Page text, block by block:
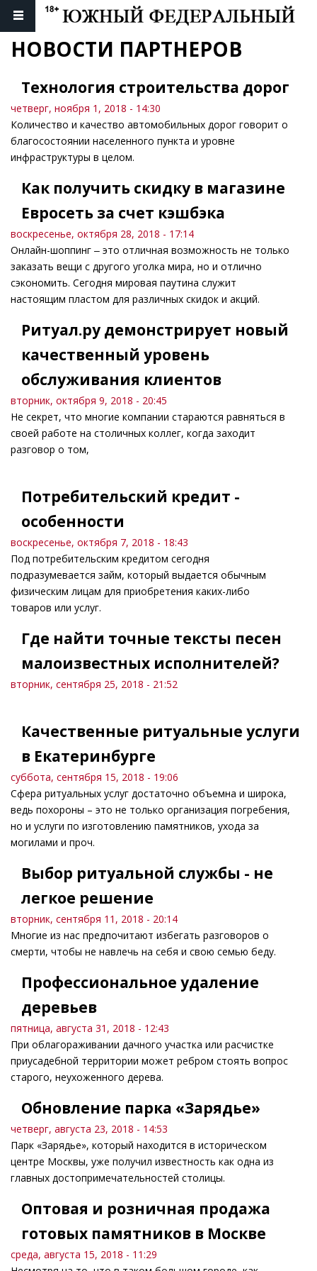
НОВОСТИ ПАРТНЕРОВ
Технология строительства дорог
четверг, ноября 1, 2018 - 14:30
Количество и качество автомобильных дорог говорит о
благосостоянии населенного пункта и уровне
инфраструктуры в целом.
Как получить скидку в магазине
Евросеть за счет кэшбэка
воскресенье, октября 28, 2018 - 17:14
Онлайн-шоппинг ‒ это отличная возможность не только
заказать вещи с другого уголка мира, но и отлично
сэкономить. Сегодня мировая паутина служит
настоящим пластом для различных скидок и акций.
Ритуал.ру демонстрирует новый
качественный уровень
обслуживания клиентов
вторник, октября 9, 2018 - 20:45
Не секрет, что многие компании стараются равняться в
своей работе на столичных коллег, когда заходит
разговор о том,
Потребительский кредит -
особенности
воскресенье, октября 7, 2018 - 18:43
Под потребительским кредитом сегодня
подразумевается займ, который выдается обычным
физическим лицам для приобретения каких-либо
товаров или услуг.
Где найти точные тексты песен
малоизвестных исполнителей?
вторник, сентября 25, 2018 - 21:52
Качественные ритуальные услуги
в Екатеринбурге
суббота, сентября 15, 2018 - 19:06
Сфера ритуальных услуг достаточно объемна и широка,
ведь похороны – это не только организация погребения,
но и услуги по изготовлению памятников, ухода за
могилами и проч.
Выбор ритуальной службы - не
легкое решение
вторник, сентября 11, 2018 - 20:14
Многие из нас предпочитают избегать разговоров о
смерти, чтобы не навлечь на себя и свою семью беду.
Профессиональное удаление
деревьев
пятница, августа 31, 2018 - 12:43
При облагораживании дачного участка или расчистке
приусадебной территории может ребром стоять вопрос
старого, неухоженного дерева.
Обновление парка «Зарядье»
четверг, августа 23, 2018 - 14:53
Парк «Зарядье», который находится в историческом
центре Москвы, уже получил известность как одна из
главных достопримечательностей столицы.
Оптовая и розничная продажа
готовых памятников в Москве
среда, августа 15, 2018 - 11:29